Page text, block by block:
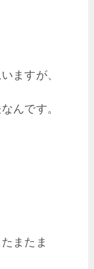
ますが、
んです。
またま